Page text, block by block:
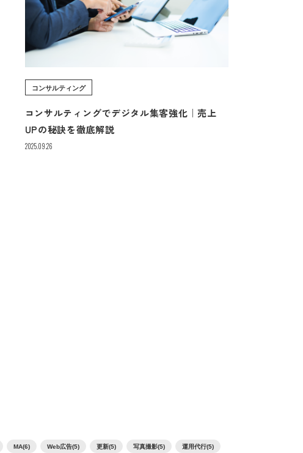
コンサルティング
コンサルティングでデジタル集客強化｜売上
UPの秘訣を徹底解説
2025.09.26
MA(6) Web広告(5) 更新(5) 写真撮影(5) 運用代行(5)